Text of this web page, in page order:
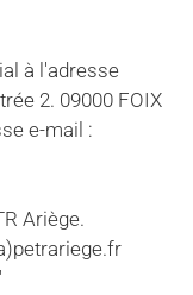
à l'adresse
2. 09000 FOIX
e-mail :
Ariège.